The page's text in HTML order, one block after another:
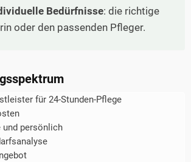
Bedürfnisse: die richtige
oder den passenden Pfleger.
für 24-Stunden-Pflege
und persönlich